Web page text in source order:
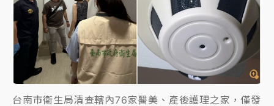
駁 理由曝光
故宮《龍藏經》特展第2檔！今線上預約開賣一度塞車
周六起展出延長至晚上7時
台東農業處長涉圖利渡假村！東檢抗告成功 今重開羈
押庭
台南市衛生局清查轄內76家醫美、產後護理之家，僅發